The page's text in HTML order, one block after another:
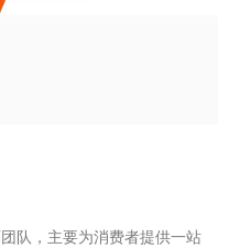
队，主要为消费者提供一站